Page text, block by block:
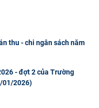
thu - chi ngân sách năm
- đợt 2 của Trường
01/2026)